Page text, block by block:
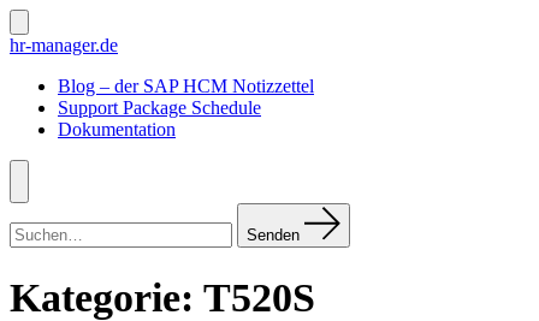
Zum
Inhalt
Suche
ein-/ausblenden
hr-manager.de
Blog – der SAP HCM Notizzettel
Support Package Schedule
Dokumentation
Menü
nach:
Senden
Kategorie: T520S